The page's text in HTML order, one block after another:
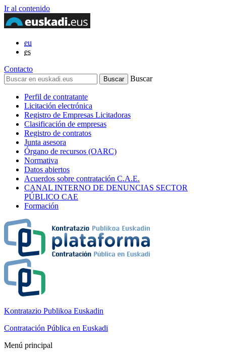
Ir al contenido
eu
es
Contacto
Buscar
Perfil de contratante
Licitación electrónica
Registro de Empresas Licitadoras
Clasificación de empresas
Registro de contratos
Junta asesora
Órgano de recursos (OARC)
Normativa
Datos abiertos
Acuerdos sobre contratación C.A.E.
CANAL INTERNO DE DENUNCIAS SECTOR
PÚBLICO CAE
Formación
Kontratazio Publikoa Euskadin
Contratación Pública en Euskadi
Menú principal